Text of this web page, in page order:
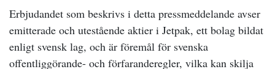
Erbjudandet som beskrivs i detta pressmeddelande avser
emitterade och utestående aktier i Jetpak, ett bolag bildat
enligt svensk lag, och är föremål för svenska
offentliggörande- och förfaranderegler, vilka kan skilja